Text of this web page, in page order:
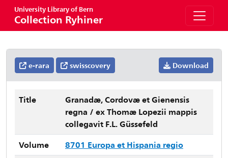
University Library of Bern
Collection Ryhiner
e-rara swisscovery Download
Title
Granadæ, Cordovæ et Gienensis
regna / ex Thomæ Lopezii mappis
collegavit F.L. Güssefeld
Volume
8701 Europa et Hispania regio